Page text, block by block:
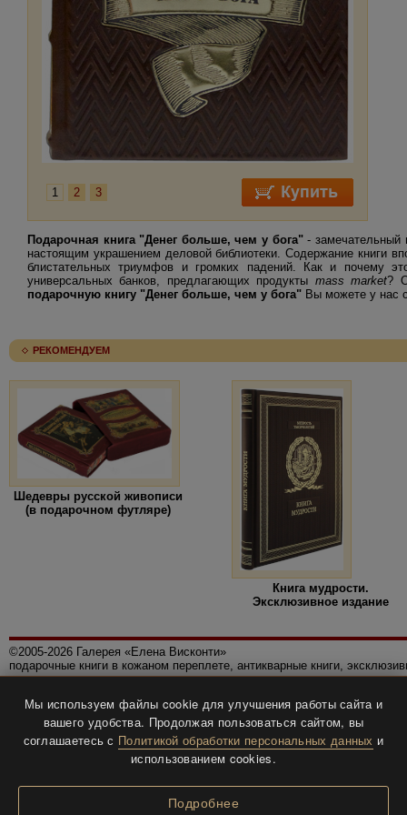
1 2 3
Подарочная книга "Денег больше, чем у бога"- замечательный
настоящим украшением деловой библиотеки. Содержание книги
блистательных триумфов и громких падений. Как и почему
универсальных банков, предлагающих продукты mass market?
подарочную книгу "Денег больше, чем у бога" Вы можете у нас
РЕКОМЕНДУЕМ
Шедевры русской живописи
(в подарочном футляре)
Книга мудрости.
Эксклюзивное издание
©2005-2026 Галерея «Елена Висконти»
подарочные книги в кожаном переплете, антикварные книги,
Политика конфиденциальности
Все права защищены.
Разработка и дизайнBTV-info.
Мы используем файлы cookie для улучшения работы сайта и
вашего удобства. Продолжая пользоваться сайтом, вы
соглашаетесь с Политикой обработки персональных данных и
использованием cookies.
Подробнее